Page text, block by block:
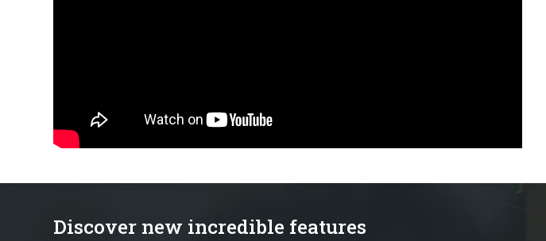
Discover new incredible features